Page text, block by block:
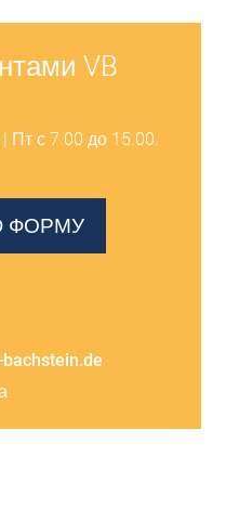
VB
Пт с 7.00 до 15.00.
ФОРМУ